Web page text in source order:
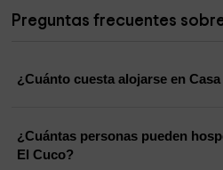
Preguntas frecuentes
¿Cuánto cuesta alojarse en
¿Cuántas personas pueden
El Cuco?